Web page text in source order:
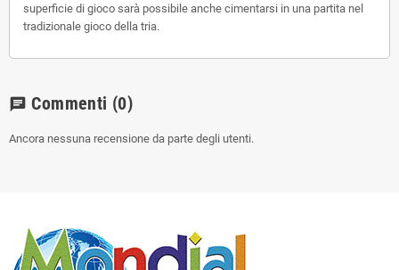
superficie di gioco sarà possibile anche cimentarsi in una partita nel
tradizionale gioco della tria.
chat Commenti (0)
Ancora nessuna recensione da parte degli utenti.